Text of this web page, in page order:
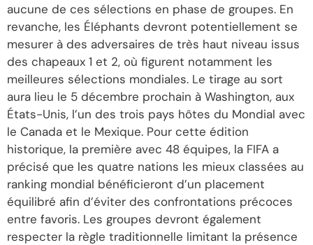
aucune de ces sélections en phase de groupes. En
revanche, les Éléphants devront potentiellement se
mesurer à des adversaires de très haut niveau issus
des chapeaux 1 et 2, où figurent notamment les
meilleures sélections mondiales. Le tirage au sort
aura lieu le 5 décembre prochain à Washington, aux
États-Unis, l’un des trois pays hôtes du Mondial avec
le Canada et le Mexique. Pour cette édition
historique, la première avec 48 équipes, la FIFA a
précisé que les quatre nations les mieux classées au
ranking mondial bénéficieront d’un placement
équilibré afin d’éviter des confrontations précoces
entre favoris. Les groupes devront également
respecter la règle traditionnelle limitant la présence